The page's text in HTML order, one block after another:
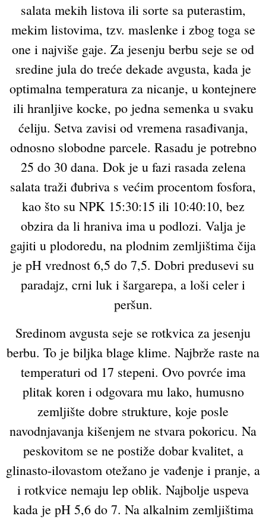
salata mekih listova ili sorte sa puterastim,
mekim listovima, tzv. maslenke i zbog toga se
one i najviše gaje. Za jesenju berbu seje se od
sredine jula do treće dekade avgusta, kada je
optimalna temperatura za nicanje, u kontejnere
ili hranljive kocke, po jedna semenka u svaku
ćeliju. Setva zavisi od vremena rasađivanja,
odnosno slobodne parcele. Rasadu je potrebno
25 do 30 dana. Dok je u fazi rasada zelena
salata traži đubriva s većim procentom fosfora,
kao što su NPK 15:30:15 ili 10:40:10, bez
obzira da li hraniva ima u podlozi. Valja je
gajiti u plodoredu, na plodnim zemljištima čija
je pH vrednost 6,5 do 7,5. Dobri predusevi su
paradajz, crni luk i šargarepa, a loši celer i
peršun.
Sredinom avgusta seje se rotkvica za jesenju
berbu. To je biljka blage klime. Najbrže raste na
temperaturi od 17 stepeni. Ovo povrće ima
plitak koren i odgovara mu lako, humusno
zemljište dobre strukture, koje posle
navodnjavanja kišenjem ne stvara pokoricu. Na
peskovitom se ne postiže dobar kvalitet, a
glinasto-ilovastom otežano je vađenje i pranje, a
i rotkvice nemaju lep oblik. Najbolje uspeva
kada je pH 5,6 do 7. Na alkalnim zemljištima